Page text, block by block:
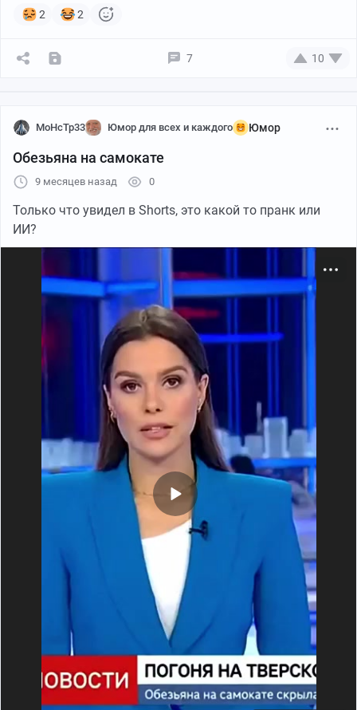
2 2
7 10
MoHcTp33 Юмор для всех и каждого Юмор
Обезьяна на самокате
9 месяцев назад 0
Только что увидел в Shorts, это какой то пранк или
ИИ?